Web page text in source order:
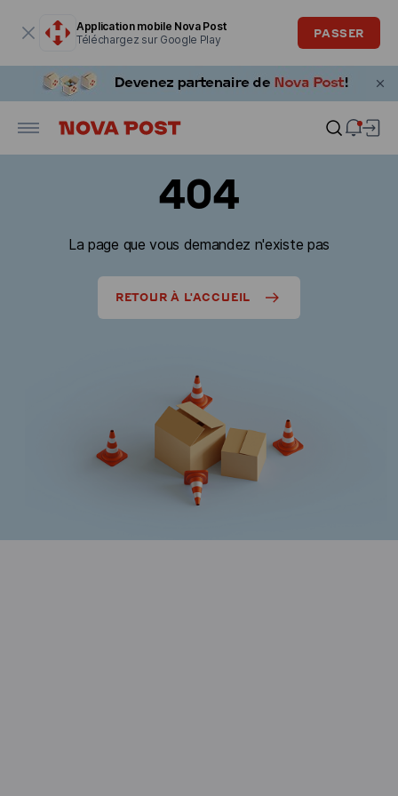
Application mobile Nova Post
Téléchargez sur Google Play
PASSER
404
La page que vous demandez n'existe pas
RETOUR À L'ACCUEIL